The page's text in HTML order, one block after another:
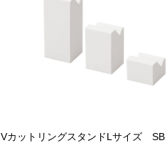
VカットリングスタンドLサイズ SB